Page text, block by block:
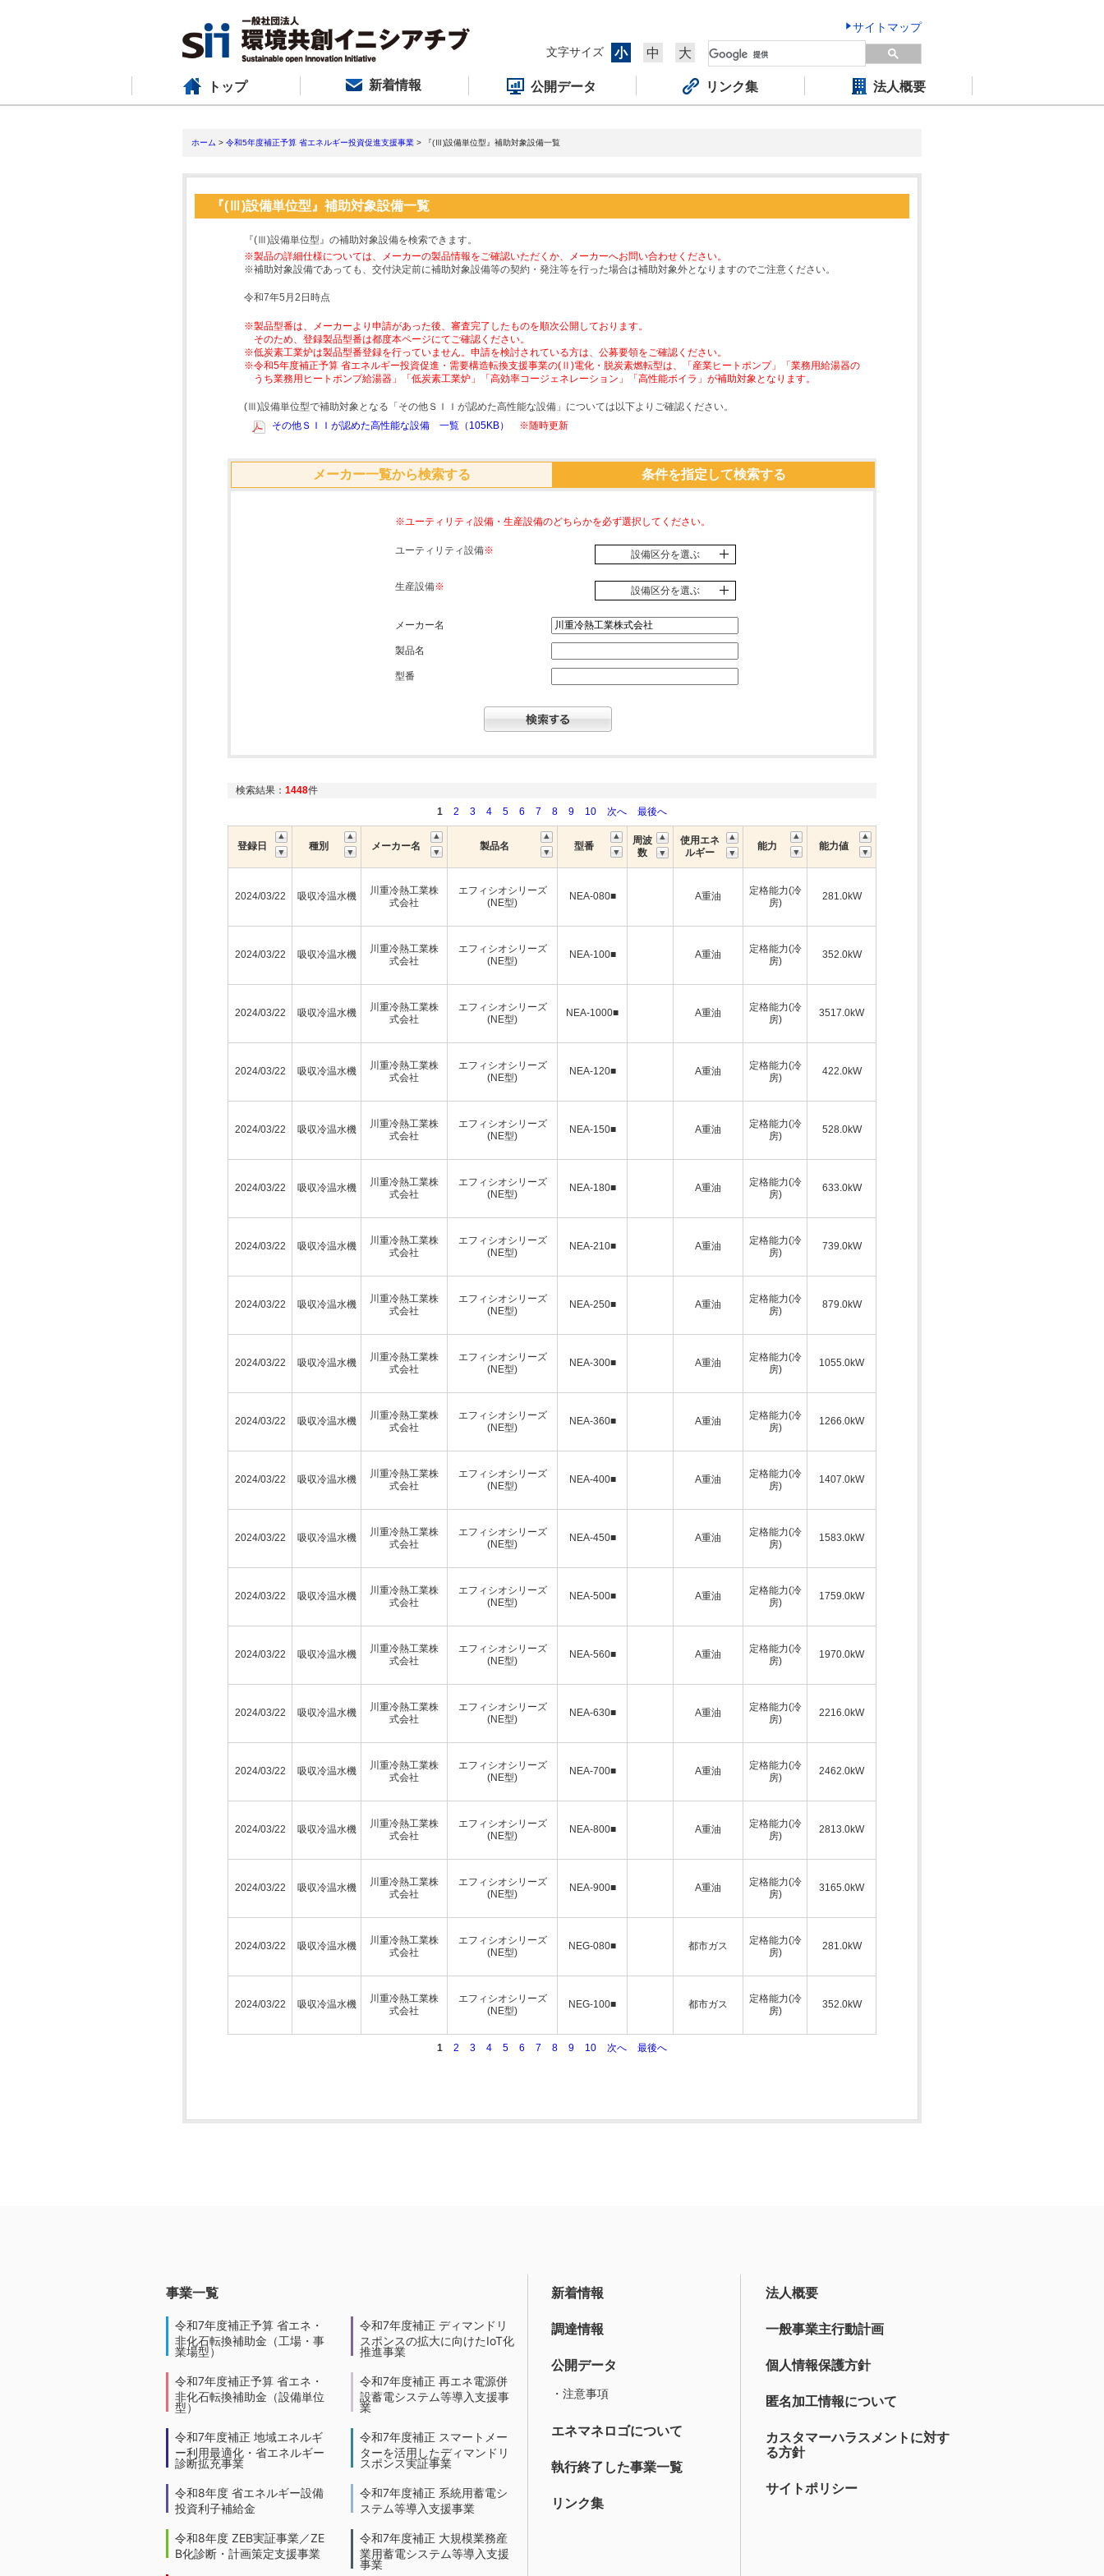
サイトマップ
文字サイズ
小 中 大
トップ 新着情報 公開データ リンク集 法人概要
ホーム > 令和5年度補正予算 省エネルギー投資促進支援事業 > 『(Ⅲ)設備単位型』補助対象設備一覧
『(Ⅲ)設備単位型』補助対象設備一覧
『(Ⅲ)設備単位型』の補助対象設備を検索できます。
※製品の詳細仕様については、メーカーの製品情報をご確認いただくか、メーカーへお問い合わせください。
※補助対象設備であっても、交付決定前に補助対象設備等の契約・発注等を行った場合は補助対象外となりますのでご注意ください。
令和7年5月2日時点
※製品型番は、メーカーより申請があった後、審査完了したものを順次公開しております。
そのため、登録製品型番は都度本ページにてご確認ください。
※低炭素工業炉は製品型番登録を行っていません。申請を検討されている方は、公募要領をご確認ください。
※令和5年度補正予算 省エネルギー投資促進・需要構造転換支援事業の(Ⅱ)電化・脱炭素燃転型は、「産業ヒートポンプ」「業務用給湯器の
うち業務用ヒートポンプ給湯器」「低炭素工業炉」「高効率コージェネレーション」「高性能ボイラ」が補助対象となります。
(Ⅲ)設備単位型で補助対象となる「その他ＳＩＩが認めた高性能な設備」については以下よりご確認ください。
その他ＳＩＩが認めた高性能な設備 一覧（105KB）
※随時更新
メーカー一覧から検索する 条件を指定して検索する
※ユーティリティ設備・生産設備のどちらかを必ず選択してください。
ユーティリティ設備※ 設備区分を選ぶ
生産設備※ 設備区分を選ぶ
メーカー名
製品名
型番
検索結果： 1448件
1
2 3 4 5 6 7 8 9 10 次へ 最後へ
登録日 種別 メーカー名 製品名 型番
周波
数
使用エネ
ルギー
能力 能力値
2024/03/22 吸収冷温水機
川重冷熱工業株
式会社
エフィシオシリーズ
(NE型)
NEA-080■ A重油
定格能力(冷
房)
281.0kW
2024/03/22 吸収冷温水機
川重冷熱工業株
式会社
エフィシオシリーズ
(NE型)
NEA-100■ A重油
定格能力(冷
房)
352.0kW
2024/03/22 吸収冷温水機
川重冷熱工業株
式会社
エフィシオシリーズ
(NE型)
NEA-1000■ A重油
定格能力(冷
房)
3517.0kW
2024/03/22 吸収冷温水機
川重冷熱工業株
式会社
エフィシオシリーズ
(NE型)
NEA-120■ A重油
定格能力(冷
房)
422.0kW
2024/03/22 吸収冷温水機
川重冷熱工業株
式会社
エフィシオシリーズ
(NE型)
NEA-150■ A重油
定格能力(冷
房)
528.0kW
2024/03/22 吸収冷温水機
川重冷熱工業株
式会社
エフィシオシリーズ
(NE型)
NEA-180■ A重油
定格能力(冷
房)
633.0kW
2024/03/22 吸収冷温水機
川重冷熱工業株
式会社
エフィシオシリーズ
(NE型)
NEA-210■ A重油
定格能力(冷
房)
739.0kW
2024/03/22 吸収冷温水機
川重冷熱工業株
式会社
エフィシオシリーズ
(NE型)
NEA-250■ A重油
定格能力(冷
房)
879.0kW
2024/03/22 吸収冷温水機
川重冷熱工業株
式会社
エフィシオシリーズ
(NE型)
NEA-300■ A重油
定格能力(冷
房)
1055.0kW
2024/03/22 吸収冷温水機
川重冷熱工業株
式会社
エフィシオシリーズ
(NE型)
NEA-360■ A重油
定格能力(冷
房)
1266.0kW
2024/03/22 吸収冷温水機
川重冷熱工業株
式会社
エフィシオシリーズ
(NE型)
NEA-400■ A重油
定格能力(冷
房)
1407.0kW
2024/03/22 吸収冷温水機
川重冷熱工業株
式会社
エフィシオシリーズ
(NE型)
NEA-450■ A重油
定格能力(冷
房)
1583.0kW
2024/03/22 吸収冷温水機
川重冷熱工業株
式会社
エフィシオシリーズ
(NE型)
NEA-500■ A重油
定格能力(冷
房)
1759.0kW
2024/03/22 吸収冷温水機
川重冷熱工業株
式会社
エフィシオシリーズ
(NE型)
NEA-560■ A重油
定格能力(冷
房)
1970.0kW
2024/03/22 吸収冷温水機
川重冷熱工業株
式会社
エフィシオシリーズ
(NE型)
NEA-630■ A重油
定格能力(冷
房)
2216.0kW
2024/03/22 吸収冷温水機
川重冷熱工業株
式会社
エフィシオシリーズ
(NE型)
NEA-700■ A重油
定格能力(冷
房)
2462.0kW
2024/03/22 吸収冷温水機
川重冷熱工業株
式会社
エフィシオシリーズ
(NE型)
NEA-800■ A重油
定格能力(冷
房)
2813.0kW
2024/03/22 吸収冷温水機
川重冷熱工業株
式会社
エフィシオシリーズ
(NE型)
NEA-900■ A重油
定格能力(冷
房)
3165.0kW
2024/03/22 吸収冷温水機
川重冷熱工業株
式会社
エフィシオシリーズ
(NE型)
NEG-080■ 都市ガス
定格能力(冷
房)
281.0kW
2024/03/22 吸収冷温水機
川重冷熱工業株
式会社
エフィシオシリーズ
(NE型)
NEG-100■ 都市ガス
定格能力(冷
房)
352.0kW
1 2 3 4 5 6 7 8 9 10 次へ 最後へ
事業一覧
令和7年度補正予算 省エネ・
非化石転換補助金（工場・事
業場型）
令和7年度補正予算 省エネ・
非化石転換補助金（設備単位
型）
令和7年度補正 地域エネルギ
ー利用最適化・省エネルギー
診断拡充事業
令和8年度 省エネルギー設備
投資利子補給金
令和8年度 ZEB実証事業／ZE
B化診断・計画策定支援事業
令和7年度補正 ディマンドリ
スポンスの拡大に向けたIoT化
推進事業
令和7年度補正 再エネ電源併
設蓄電システム等導入支援事
業
令和7年度補正 スマートメー
ターを活用したディマンドリ
スポンス実証事業
令和7年度補正 系統用蓄電シ
ステム等導入支援事業
令和7年度補正 大規模業務産
業用蓄電システム等導入支援
事業
新着情報
調達情報
公開データ
・注意事項
エネマネロゴについて
執行終了した事業一覧
リンク集
法人概要
一般事業主行動計画
個人情報保護方針
匿名加工情報について
カスタマーハラスメントに対す
る方針
サイトポリシー